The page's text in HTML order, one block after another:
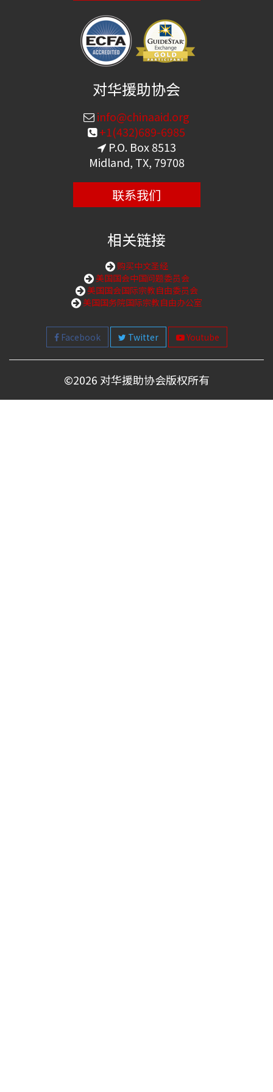
对华援助协会
info@chinaaid.org
+1(432)689-6985
P.O. Box 8513
Midland, TX, 79708
联系我们
相关链接
购买中文圣经
美国国会中国问题委员会
美国国会国际宗教自由委员会
美国国务院国际宗教自由办公室
Facebook Twitter Youtube
©2026 对华援助协会版权所有